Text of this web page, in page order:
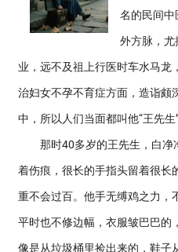
名的民间中
外方脉，尤
业，远不及祖上行医时车水马龙
治妇女不孕不育症方面，造诣颇
中，所以人们当面都叫他“王先生”
那时40多岁的王先生，白净
着伤痕，很长的手指头留着很长
重不会过百。他手无缚鸡之力，
平时也不修边幅，衣服皱巴巴的
像是从垃圾桶里捡出来的，鞋子